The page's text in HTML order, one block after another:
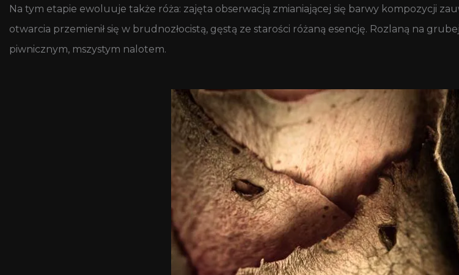
Na tym etapie ewoluuje także róża: zajęta obserwacją zmianiającej się barwy kompozycji
otwarcia przemienił się w brudnozłocistą, gęstą ze starości różaną esencję. Rozlaną na
piwnicznym, mszystym nalotem.